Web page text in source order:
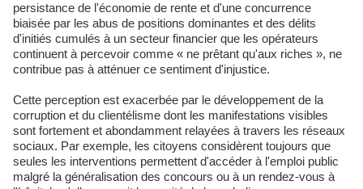
persistance de l'économie de rente et d'une concurrence
biaisée par les abus de positions dominantes et des délits
d'initiés cumulés à un secteur financier que les opérateurs
continuent à percevoir comme « ne prêtant qu'aux riches », ne
contribue pas à atténuer ce sentiment d'injustice.
Cette perception est exacerbée par le développement de la
corruption et du clientélisme dont les manifestations visibles
sont fortement et abondamment relayées à travers les réseaux
sociaux. Par exemple, les citoyens considèrent toujours que
seules les interventions permettent d'accéder à l'emploi public
malgré la généralisation des concours ou à un rendez-vous à